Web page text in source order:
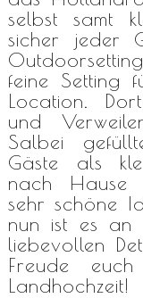
selbst samt
sicher jeder
feine Setting
Location.
und
Salbei
Gäste als
nach Hause
sehr schöne
nun ist es an
liebevollen
Freude
Landhochzeit!